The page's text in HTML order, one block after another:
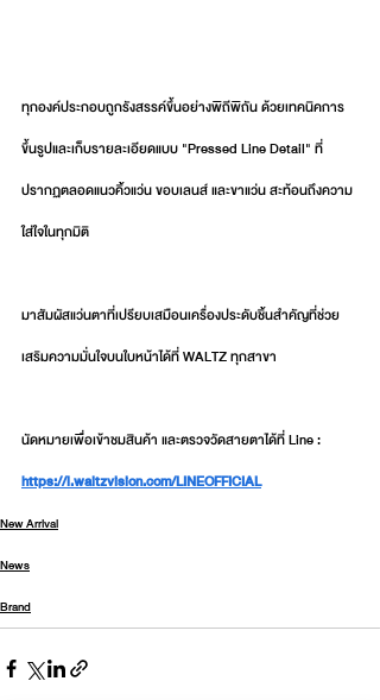
ทุกองค์ประกอบถูกรังสรรค์ขึ้นอย่างพิถีพิถัน ด้วยเทคนิคการ
ขึ้นรูปและเก็บรายละเอียดแบบ "Pressed Line Detail" ที่
ปรากฏตลอดแนวคิ้วแว่น ขอบเลนส์ และขาแว่น สะท้อนถึงความ
ใส่ใจในทุกมิติ
มาสัมผัสแว่นตาที่เปรียบเสมือนเครื่องประดับชิ้นสำคัญที่ช่วย
เสริมความมั่นใจบนใบหน้าได้ที่ WALTZ ทุกสาขา
นัดหมายเพื่อเข้าชมสินค้า และตรวจวัดสายตาได้ที่ Line :
https://l.waltzvision.com/LINEOFFICIAL
New Arrival
News
Brand